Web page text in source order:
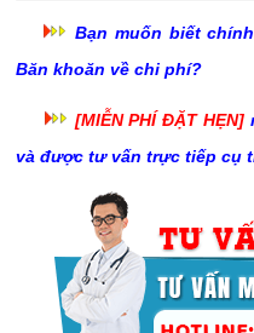
Bạn muốn biết
Băn khoăn về chi phí?
[MIỄN PHÍ ĐẶT HẸN]
và được tư vấn trực tiếp cụ